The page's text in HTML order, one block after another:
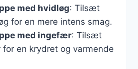
med hvidløg: Tilsæt
for en mere intens smag.
med ingefær: Tilsæt
en krydret og varmende